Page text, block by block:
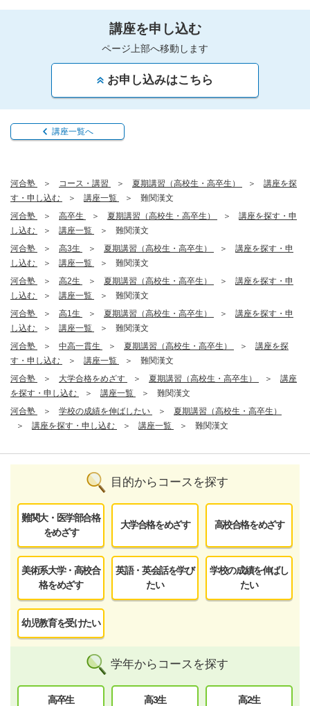
講座を申し込む
ページ上部へ移動します
お申し込みはこちら
講座一覧へ
河合塾 コース・講習 夏期講習（高校生・高卒生）
講座を探
す・申し込む
講座一覧
難関漢文
河合塾
高卒生 夏期講習（高校生・高卒生）
講座を探す・申
し込む
講座一覧
難関漢文
河合塾
高3生 夏期講習（高校生・高卒生）
講座を探す・申
し込む
講座一覧
難関漢文
河合塾
高2生 夏期講習（高校生・高卒生）
講座を探す・申
し込む
講座一覧
難関漢文
河合塾
高1生 夏期講習（高校生・高卒生）
講座を探す・申
し込む
講座一覧
難関漢文
河合塾
中高一貫生 夏期講習（高校生・高卒生）
講座を探
す・申し込む
講座一覧
難関漢文
河合塾
大学合格をめざす 夏期講習（高校生・高卒生）
講座
を探す・申し込む
講座一覧
難関漢文
河合塾
学校の成績を伸ばしたい
夏期講習（高校生・高卒生）
講座を探す・申し込む
講座一覧 難関漢文
目的からコースを探す
難関大・医学部合格
をめざす
大学合格をめざす 高校合格をめざす
美術系大学・高校合
格をめざす
英語・英会話を学び
たい
学校の成績を伸ばし
たい
幼児教育を受けたい
学年からコースを探す
高卒生 高3生 高2生